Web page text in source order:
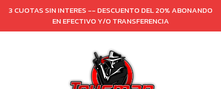
3 CUOTAS SIN INTERES -- DESCUENTO DEL 20% ABONANDO
EN EFECTIVO Y/O TRANSFERENCIA